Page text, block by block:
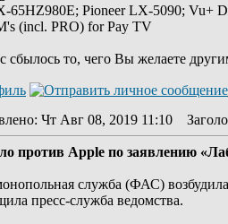
65HZ980E; Pioneer LX-5090; Vu+
(incl. PRO) for Pay TV
то, чего Вы желаете
: Чт Авг 08, 2019 11:10
против Apple по заявлению
служба (ФАС)
пресс-служба ведомства.